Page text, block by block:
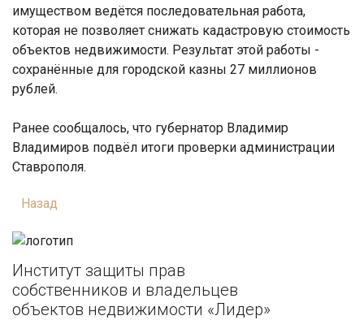
имуществом ведётся последовательная работа,
которая не позволяет снижать кадастровую стоимость
объектов недвижимости. Результат этой работы -
сохранённые для городской казны 27 миллионов
рублей.
Ранее сообщалось, что губернатор Владимир
Владимиров подвёл итоги проверки администрации
Ставрополя.
Назад
Институт защиты прав
собственников и владельцев
объектов недвижимости «Лидер»